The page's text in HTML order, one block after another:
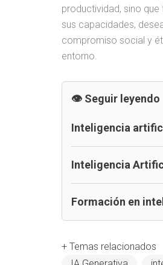
productividad, sino
sus capacidades,
compromiso social y
entorno.
Seguir leyendo
Inteligencia
Inteligencia
Formación en
+ Temas relacionados